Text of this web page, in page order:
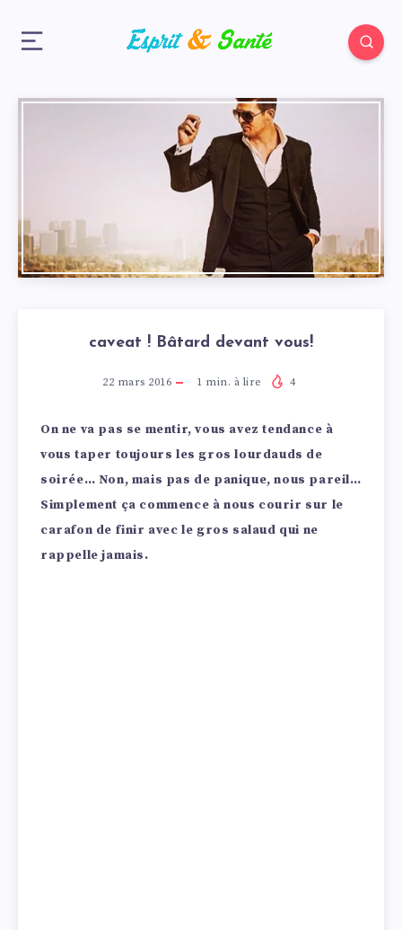
caveat ! Bâtard devant vous!
22 mars 2016 1 min. à lire 4
On ne va pas se mentir, vous avez tendance à
vous taper toujours les gros lourdauds de
soirée… Non, mais pas de panique, nous pareil…
Simplement ça commence à nous courir sur le
carafon de finir avec le gros salaud qui ne
rappelle jamais.